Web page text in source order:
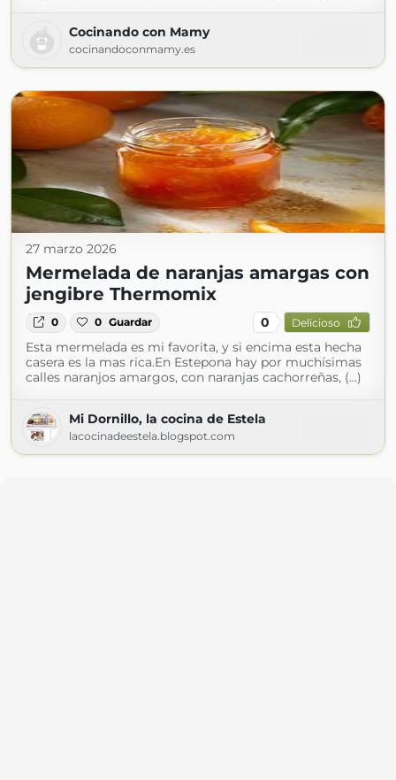
Cocinando con Mamy
cocinandoconmamy.es
27 marzo 2026
Mermelada de naranjas amargas con
jengibre Thermomix
0 0 Guardar 0 Delicioso
Esta mermelada es mi favorita, y si encima esta hecha
casera es la mas rica.En Estepona hay por muchísimas
calles naranjos amargos, con naranjas cachorreñas, (...)
Mi Dornillo, la cocina de Estela
lacocinadeestela.blogspot.com